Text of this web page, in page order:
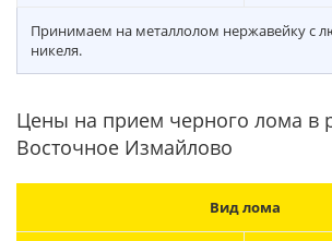
Принимаем на металлолом нержавейку с
никеля.
Цены на прием черного лома в
Восточное Измайлово
Вид лома